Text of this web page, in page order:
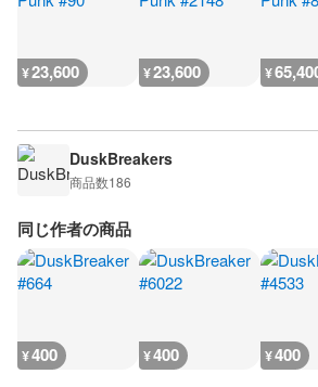
¥23,600 ¥23,600 ¥
DuskBreakers
商品数186
同じ作者の商品
¥400 ¥400 ¥400